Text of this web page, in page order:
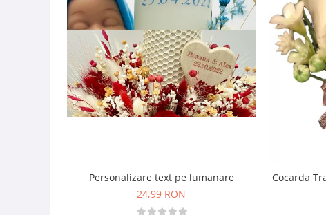
Personalizare text pe lumanare
24,99 RON
Cocarda